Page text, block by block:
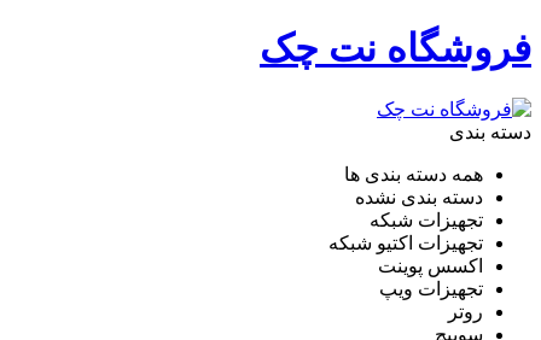
فروشگاه نت چک
دسته بندی
همه دسته بندی ها
دسته بندی نشده
تجهیزات شبکه
تجهیزات اکتیو شبکه
اکسس پوینت
تجهیزات ویپ
روتر
سوییچ